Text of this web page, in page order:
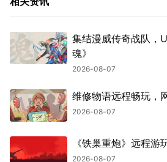
集结漫威传奇战队，
魂》
2026-08-07
维修物语远程畅玩，
2026-08-07
《铁巢重炮》远程游
2026-08-07